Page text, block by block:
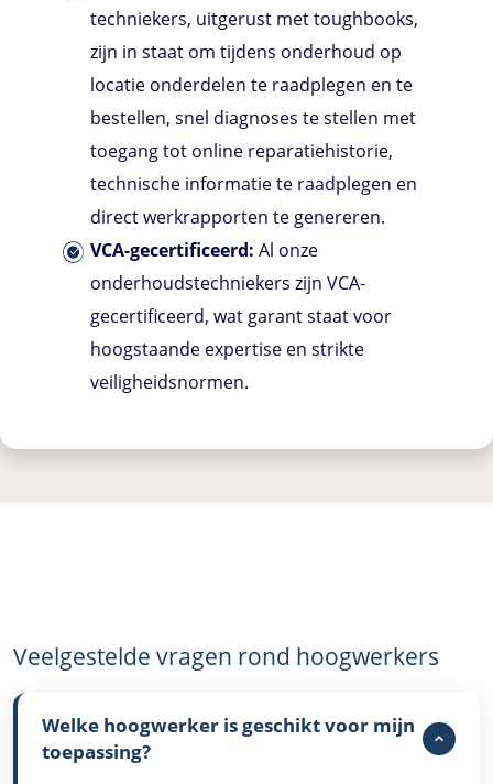
techniekers, uitgerust met toughbooks,
zijn in staat om tijdens onderhoud op
locatie onderdelen te raadplegen en te
bestellen, snel diagnoses te stellen met
toegang tot online reparatiehistorie,
technische informatie te raadplegen en
direct werkrapporten te genereren.
VCA-gecertificeerd: Al onze
onderhoudstechniekers zijn VCA-
gecertificeerd, wat garant staat voor
hoogstaande expertise en strikte
veiligheidsnormen.
Veelgestelde vragen rond hoogwerkers
Welke hoogwerker is geschikt voor mijn
toepassing?